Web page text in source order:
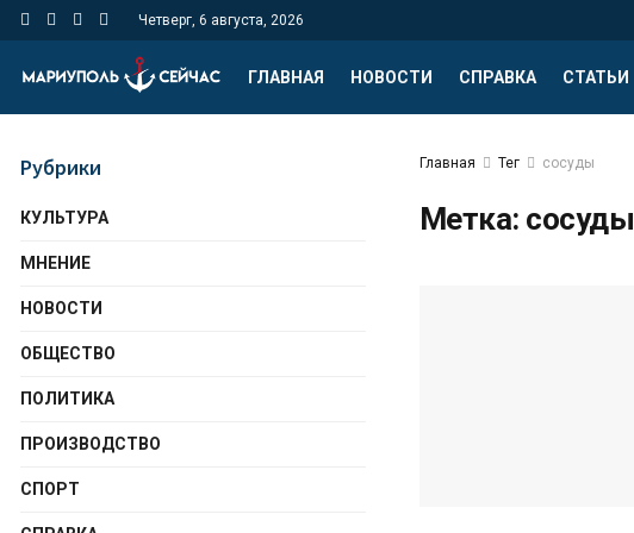
Четверг, 6 августа, 2026
ГЛАВНАЯ НОВОСТИ СПРАВКА СТАТЬИ
Главная Тег сосуды
Метка: сосуды
Рубрики
КУЛЬТУРА
МНЕНИЕ
НОВОСТИ
ОБЩЕСТВО
ПОЛИТИКА
ПРОИЗВОДСТВО
СПОРТ